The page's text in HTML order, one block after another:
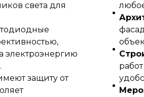
света для
электроэнергию
защиту от